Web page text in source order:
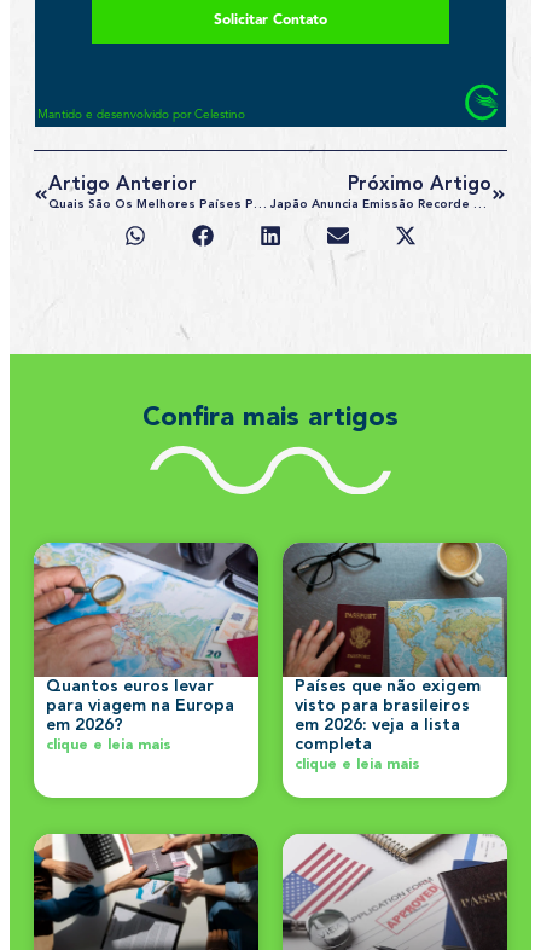
Artigo Anterior
Quais São Os Melhores Países Para Aprender Inglês?
Próximo Artigo
Japão Anuncia Emissão Recorde De Vistos Para Estrangeiros
Confira mais artigos
Quantos euros levar
para viagem na Europa
em 2026?
clique e leia mais
Países que não exigem
visto para brasileiros
em 2026: veja a lista
completa
clique e leia mais